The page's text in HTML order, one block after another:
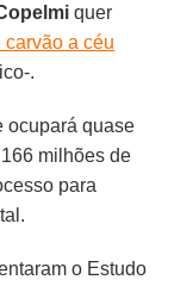
quer
carvão a céu
.
ocupará quase
milhões de
para
o Estudo